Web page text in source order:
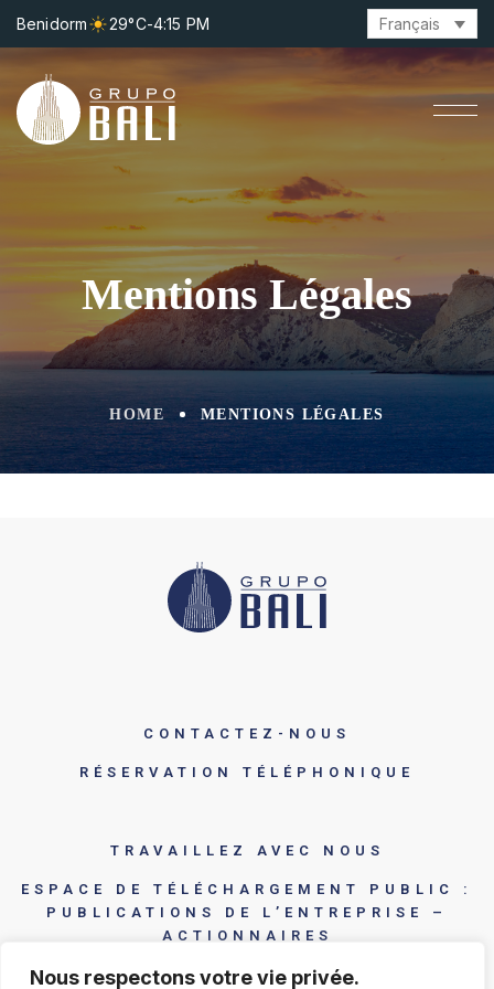
Nous respectons votre vie privée.
Benidorm 29°C-4:15 PM Français
Mentions Légales
HOME MENTIONS LÉGALES
CONTACTEZ-NOUS
RÉSERVATION TÉLÉPHONIQUE
TRAVAILLEZ AVEC NOUS
ESPACE DE TÉLÉCHARGEMENT PUBLIC :
PUBLICATIONS DE L’ENTREPRISE –
ACTIONNAIRES